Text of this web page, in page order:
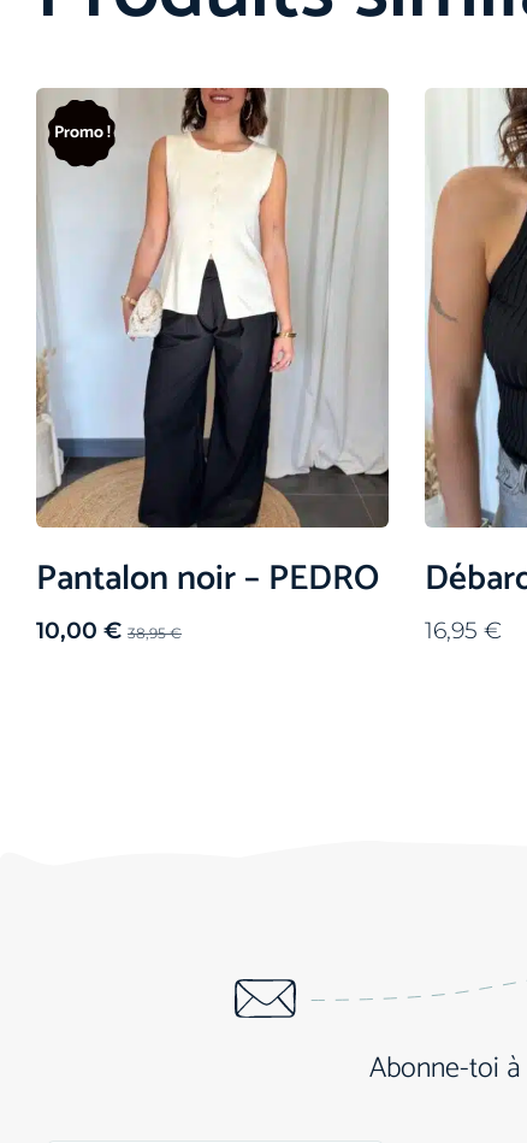
Promo !
Pantalon noir – PEDRO
38,95€
10,00 € 16,95 €
Abonne-toi